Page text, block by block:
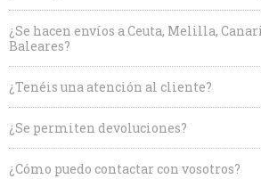
¿Se hacen envíos a Ceuta, Melilla,
Baleares?
¿Tenéis una atención al cliente?
¿Se permiten devoluciones?
¿Cómo puedo contactar con vosotros?